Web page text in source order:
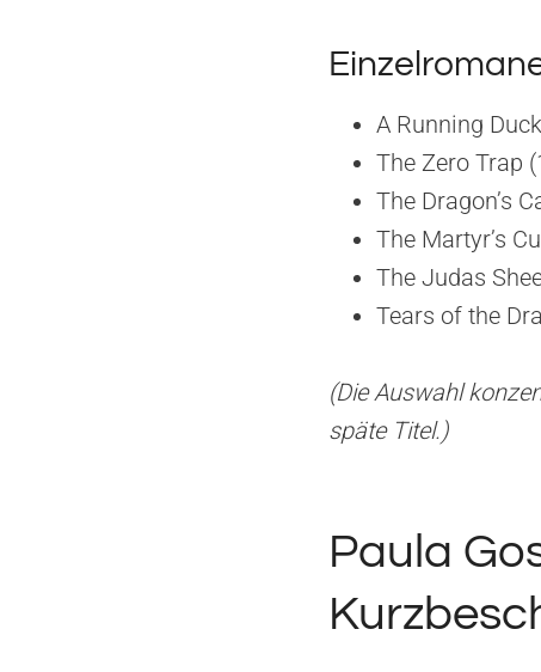
A Running
The Zero Trap
The Dragon’s
The Martyr’s
The Judas
Tears of the
(Die Auswahl
späte Titel.)
Paula